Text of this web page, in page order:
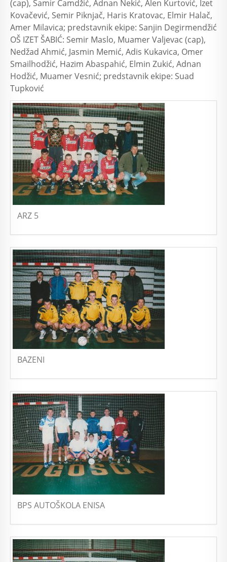
(cap), Samir Čamdžić, Adnan Nekić, Alen Kurtović, Izet
Kovačević, Semir Piknjač, Haris Kratovac, Elmir Halač,
Amer Milavica; predstavnik ekipe: Sanjin Degirmendžić
OŠ IZET ŠABIĆ: Semir Maslo, Muamer Valjevac (cap),
Nedžad Ahmić, Jasmin Memić, Adis Kukavica, Omer
Smailhodžić, Hazim Abaspahić, Elmin Zukić, Adnan
Hodžić, Muamer Vesnić; predstavnik ekipe: Suad
Tupković
ARZ 5
BAZENI
BPS AUTOŠKOLA ENISA